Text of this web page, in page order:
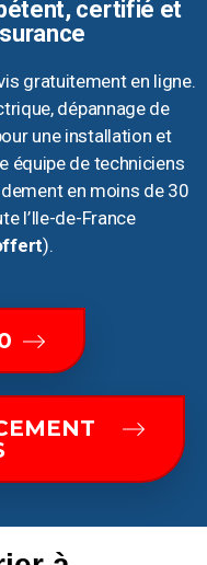
certifié et
gratuitement en ligne.
dépannage de
une installation et
équipe de techniciens
en moins de 30
l’Ile-de-France
).